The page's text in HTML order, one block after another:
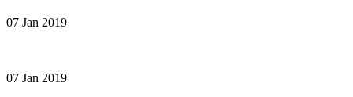
07 Jan 2019
07 Jan 2019